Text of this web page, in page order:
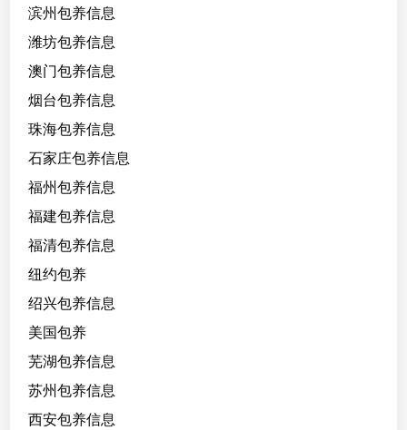
滨州包养信息
潍坊包养信息
澳门包养信息
烟台包养信息
珠海包养信息
石家庄包养信息
福州包养信息
福建包养信息
福清包养信息
纽约包养
绍兴包养信息
美国包养
芜湖包养信息
苏州包养信息
西安包养信息